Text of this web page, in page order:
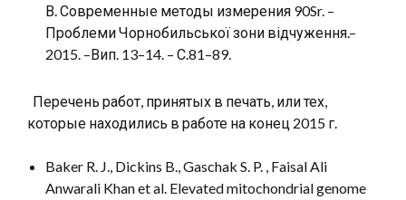
В. Современные методы измерения 90Sr. –
Проблеми Чорнобильської зони відчуження.–
2015. –Вип. 13–14. – С.81–89.
Перечень работ, принятых в печать, или тех,
которые находились в работе на конец 2015 г.
Baker R. J., Dickins B., Gaschak S. P. , Faisal Ali
Anwarali Khan et al. Elevated mitochondrial genome